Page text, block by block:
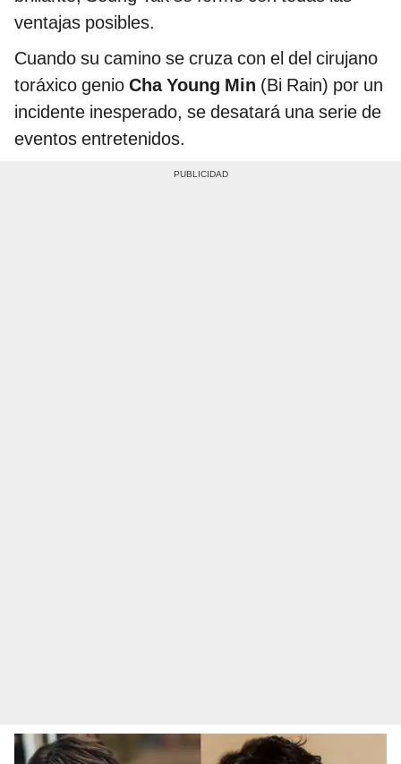
ventajas posibles.
Cuando su camino se cruza con el del cirujano
toráxico genio Cha Young Min (Bi Rain) por un
incidente inesperado, se desatará una serie de
eventos entretenidos.